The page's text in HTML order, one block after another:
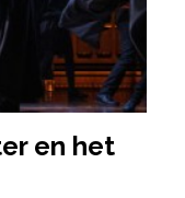
en het